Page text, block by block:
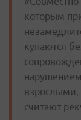
которым
купаются
взрослыми,
считают